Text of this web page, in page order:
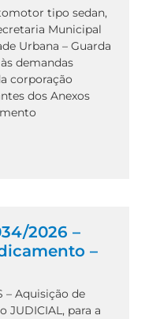
tipo sedan,
Municipal
Urbana – Guarda
demandas
corporação
dos Anexos
2026 –
–
– Aquisição de
JUDICIAL, para a